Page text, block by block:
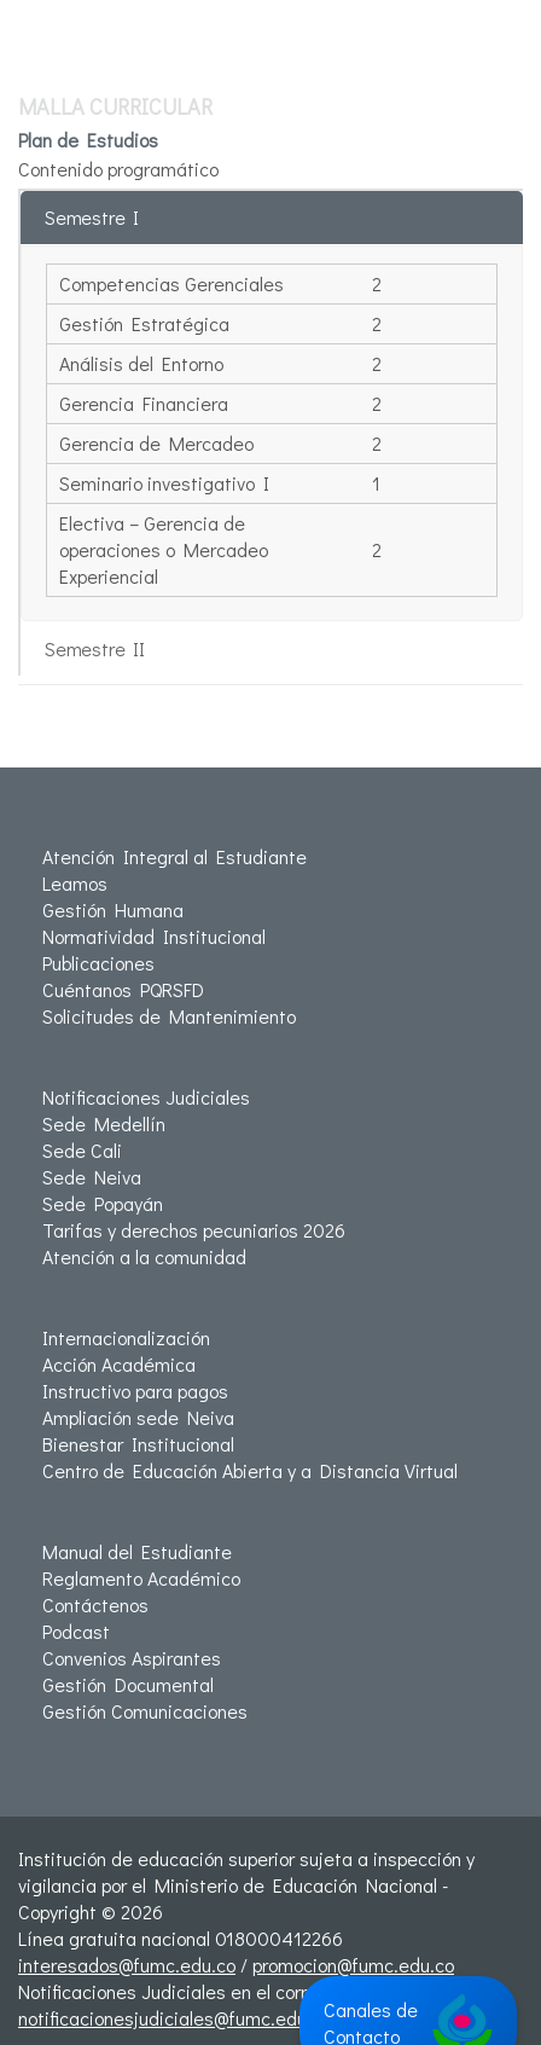
MALLA CURRICULAR
Plan de Estudios
Contenido programático
Semestre I
Competencias Gerenciales
2
Gestión Estratégica
2
Análisis del Entorno
2
Gerencia Financiera
2
Gerencia de Mercadeo
2
Seminario investigativo I
1
Electiva – Gerencia de
operaciones o Mercadeo
Experiencial
2
Semestre II
Atención Integral al Estudiante
Leamos
Gestión Humana
Normatividad Institucional
Publicaciones
Cuéntanos PQRSFD
Solicitudes de Mantenimiento
Notificaciones Judiciales
Sede Medellín
Sede Cali
Sede Neiva
Sede Popayán
Tarifas y derechos pecuniarios 2026
Atención a la comunidad
Internacionalización
Acción Académica
Instructivo para pagos
Ampliación sede Neiva
Bienestar Institucional
Centro de Educación Abierta y a Distancia Virtual
Manual del Estudiante
Reglamento Académico
Contáctenos
Podcast
Convenios Aspirantes
Gestión Documental
Gestión Comunicaciones
Institución de educación superior sujeta a inspección y
vigilancia por el Ministerio de Educación Nacional -
Copyright © 2026
Línea gratuita nacional 018000412266
interesados@fumc.edu.co /promocion@fumc.edu.co
Notificaciones Judiciales en el correo:
notificacionesjudiciales@fumc.edu.coCanales de
Contacto